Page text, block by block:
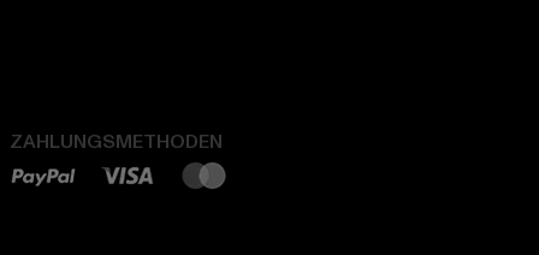
ZAHLUNGSMETHODEN